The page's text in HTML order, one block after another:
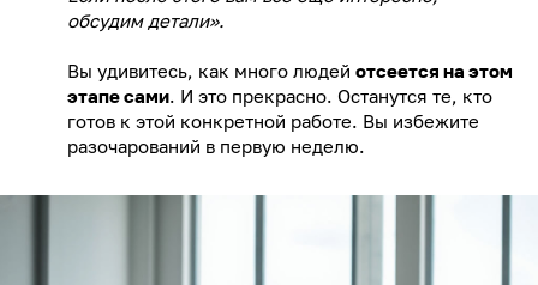
обсудим детали».
Вы удивитесь, как много людей отсеется на этом
этапе сами. И это прекрасно. Останутся те, кто
готов к этой конкретной работе. Вы избежите
разочарований в первую неделю.